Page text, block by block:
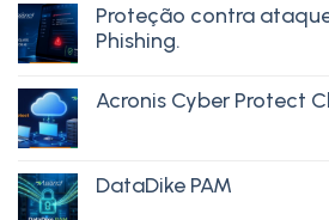
Proteção contra
Phishing.
Acronis Cyber Protect
DataDike PAM